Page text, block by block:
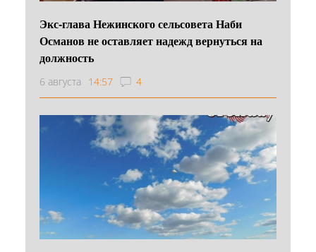
Экс-глава Нежинского сельсовета Наби
Османов не оставляет надежд вернуться на
должность
6 августа 14:57 4